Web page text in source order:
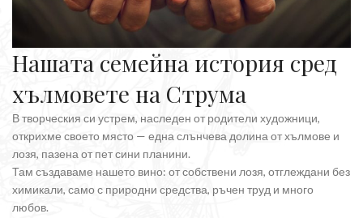
Нашата семейна история сред
хълмовете на Струма
В творческия си устрем, наследен от родители художници,
открихме своето място — една слънчева долина от хълмове и
лозя, пазена от пет сини планини.
Там създаваме нашето вино: от собствени лозя, отглеждани без
химикали, само с природни средства, ръчен труд и много
любов.